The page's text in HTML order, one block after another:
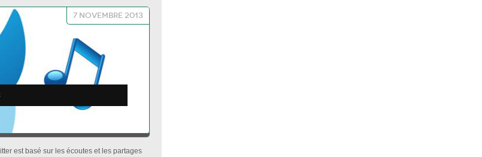
7 novembre 2013
est basé sur les écoutes et les partages